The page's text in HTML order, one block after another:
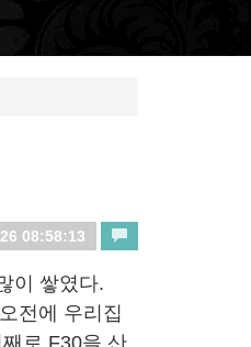
08:58:13
이 쌓였다.
전에 우리집
로 F30을 산